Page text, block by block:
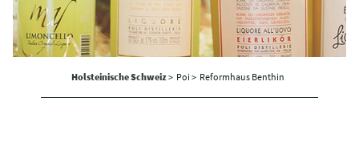
Holsteinische Schweiz> Poi > Reformhaus Benthin